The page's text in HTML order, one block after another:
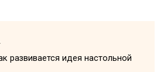
развивается идея настольной